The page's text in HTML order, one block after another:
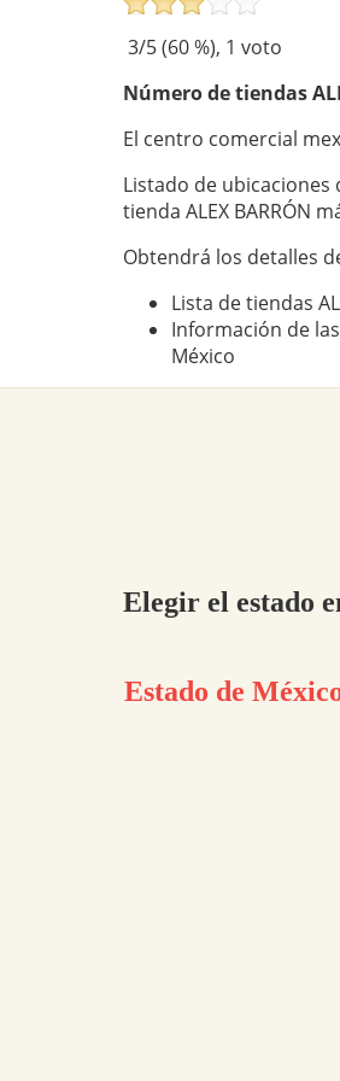
3/5 (60%), 1 voto
Número de tiendas
El centro comercial
Listado de ubicaciones
tienda ALEX BARRÓN
Obtendrá los detalles
Lista de tiendas
Información de
México
Elegir el estado
Estado de